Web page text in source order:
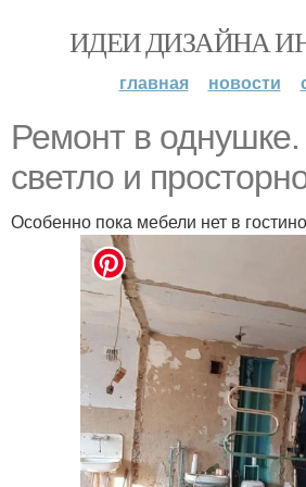
ИДЕИ ДИЗАЙНА
главная новости
Ремонт в
светло и
Особенно пока мебели нет в